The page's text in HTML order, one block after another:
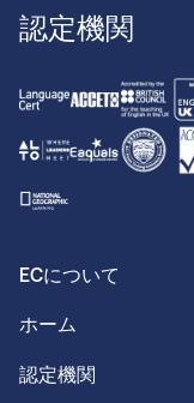
認定機関
ECについて
ホーム
認定機関